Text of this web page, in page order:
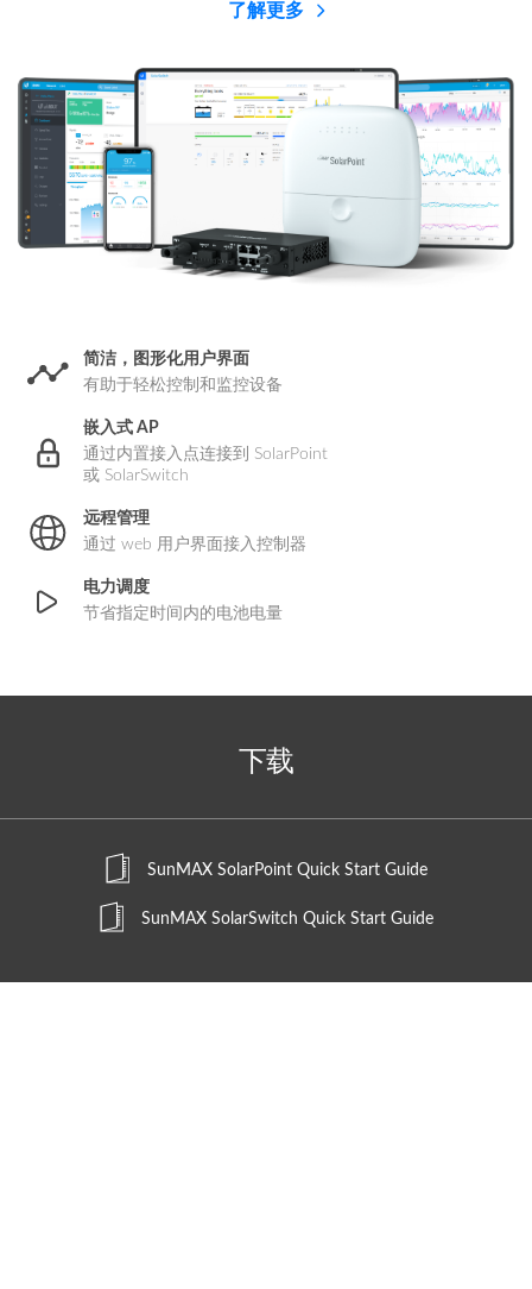
了解更多
简洁，图形化用户界面
有助于轻松控制和监控设备
嵌入式 AP
通过内置接入点连接到 SolarPoint
或 SolarSwitch
远程管理
通过 web 用户界面接入控制器
电力调度
节省指定时间内的电池电量
下载
SunMAX SolarPoint Quick Start Guide
SunMAX SolarSwitch Quick Start Guide